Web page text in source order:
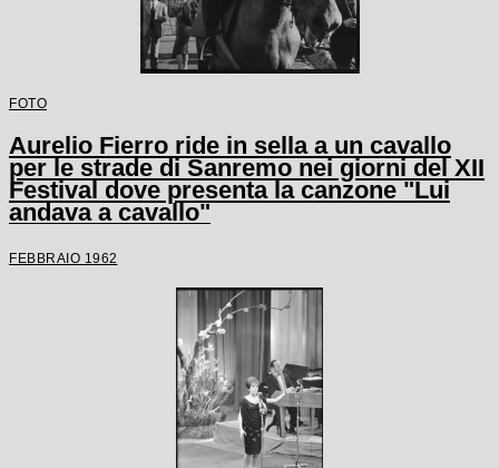
FOTO
Aurelio Fierro ride in sella a un cavallo
per le strade di Sanremo nei giorni del XII
Festival dove presenta la canzone "Lui
andava a cavallo"
FEBBRAIO 1962